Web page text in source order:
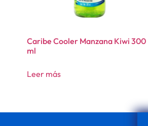
Caribe Cooler Manzana Kiwi 300
ml
Leer más